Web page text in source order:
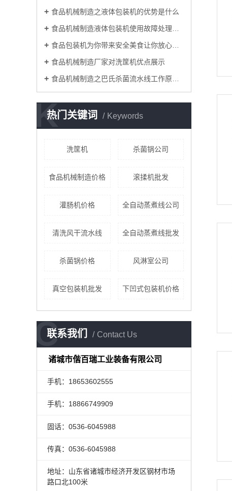
食品机械制造之液体包装机的优势是什么
食品机械制造液体包装机使用故障处理方法
食品包装机为你带来安全美食让你放心出游每一天
食品机械制造厂家对洗筐机优点展示
食品机械制造之巴氏杀菌流水线工作原理简介
热门关键词 Keywords
K
洗筐机 杀菌锅公司
食品机械制造价格 滚揉机批发
灌肠机价格 全自动蒸煮线公司
清洗风干流水线 全自动蒸煮线批发
杀菌锅价格 风淋室公司
真空包装机批发 下凹式包装机价格
联系我们 Contact Us
C
诸城市偕百瑞工业装备有限公司
手机：18653602555
手机：18866749909
固话：0536-6045988
传真：0536-6045988
地址：山东省诸城市经济开发区钢材市场
路口北100米